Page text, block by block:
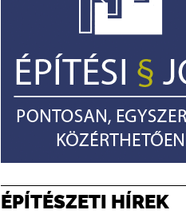
ÉPÍTÉSZETI HÍREK